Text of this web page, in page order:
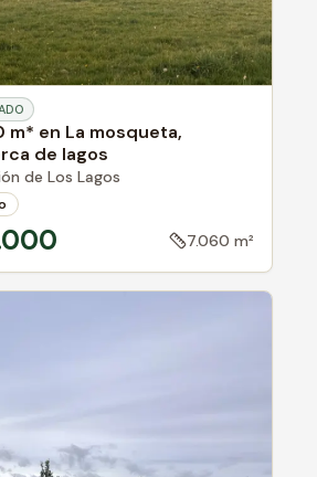
m* en La mosqueta,
de lagos
de Los Lagos
7.060 m²